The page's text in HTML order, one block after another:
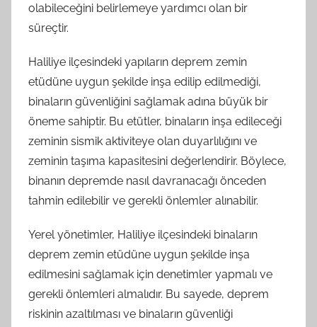
olabileceğini belirlemeye yardımcı olan bir
süreçtir.
Haliliye ilçesindeki yapıların deprem zemin
etüdüne uygun şekilde inşa edilip edilmediği,
binaların güvenliğini sağlamak adına büyük bir
öneme sahiptir. Bu etütler, binaların inşa edileceği
zeminin sismik aktiviteye olan duyarlılığını ve
zeminin taşıma kapasitesini değerlendirir. Böylece,
binanın depremde nasıl davranacağı önceden
tahmin edilebilir ve gerekli önlemler alınabilir.
Yerel yönetimler, Haliliye ilçesindeki binaların
deprem zemin etüdüne uygun şekilde inşa
edilmesini sağlamak için denetimler yapmalı ve
gerekli önlemleri almalıdır. Bu sayede, deprem
riskinin azaltılması ve binaların güvenliği